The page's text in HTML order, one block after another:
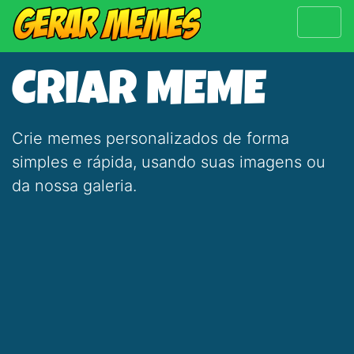
CRIAR MEME
Crie memes personalizados de forma
simples e rápida, usando suas imagens ou
da nossa galeria.